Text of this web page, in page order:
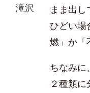
滝沢
まま出
ひどい場
燃」か「
ちなみに
２種類